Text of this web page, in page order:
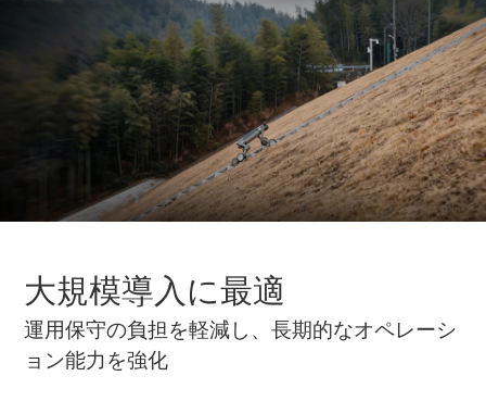
大規模導入に最適
運用保守の負担を軽減し、長期的なオペレーシ
ョン能力を強化